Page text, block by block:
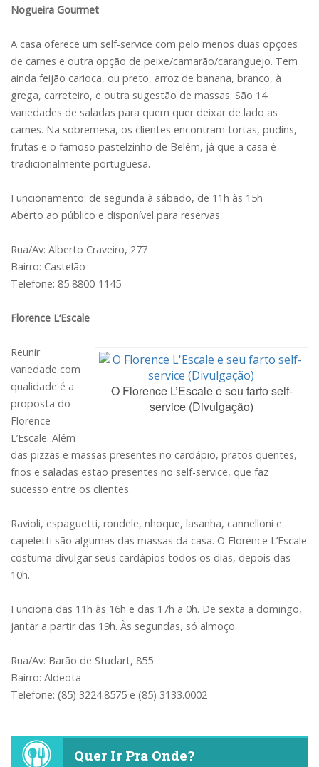
Nogueira Gourmet
A casa oferece um self-service com pelo menos duas opções
de carnes e outra opção de peixe/camarão/caranguejo. Tem
ainda feijão carioca, ou preto, arroz de banana, branco, à
grega, carreteiro, e outra sugestão de massas. São 14
variedades de saladas para quem quer deixar de lado as
carnes. Na sobremesa, os clientes encontram tortas, pudins,
frutas e o famoso pastelzinho de Belém, já que a casa é
tradicionalmente portuguesa.
Funcionamento: de segunda à sábado, de 11h às 15h
Aberto ao público e disponível para reservas
Rua/Av: Alberto Craveiro, 277
Bairro: Castelão
Telefone: 85 8800-1145
Florence L’Escale
O Florence L’Escale e seu farto self-
service (Divulgação)
Reunir
variedade com
qualidade é a
proposta do
Florence
L’Escale. Além
das pizzas e massas presentes no cardápio, pratos quentes,
frios e saladas estão presentes no self-service, que faz
sucesso entre os clientes.
Ravioli, espaguetti, rondele, nhoque, lasanha, cannelloni e
capeletti são algumas das massas da casa. O Florence L’Escale
costuma divulgar seus cardápios todos os dias, depois das
10h.
Funciona das 11h às 16h e das 17h a 0h. De sexta a domingo,
jantar a partir das 19h. Às segundas, só almoço.
Rua/Av: Barão de Studart, 855
Bairro: Aldeota
Telefone: (85) 3224.8575 e (85) 3133.0002
Quer Ir Pra Onde?